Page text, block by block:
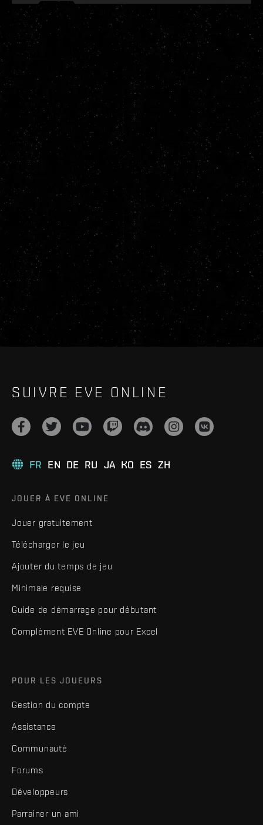
SUIVRE EVE ONLINE
FR EN DE RU JA KO ES ZH
JOUER À EVE ONLINE
Jouer gratuitement
Télécharger le jeu
Ajouter du temps de jeu
Minimale requise
Guide de démarrage pour débutant
Complément EVE Online pour Excel
POUR LES JOUEURS
Gestion du compte
Assistance
Communauté
Forums
Développeurs
Parrainer un ami